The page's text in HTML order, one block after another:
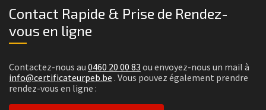
Contact Rapide & Prise de Rendez-
vous en ligne
Contactez-nous au 0460 20 00 83 ou envoyez-nous un mail à
info@certificateurpeb.be . Vous pouvez également prendre
rendez-vous en ligne :